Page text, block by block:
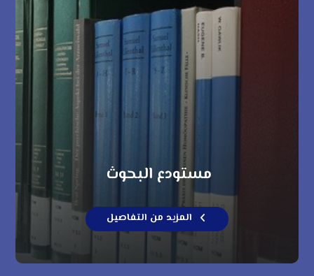
مستودع البحوث
المزيد من التفاصيل